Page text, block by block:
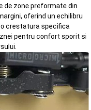
de zone preformate din
oferind un echilibru
crestatura specifica
pentru confort sporit si